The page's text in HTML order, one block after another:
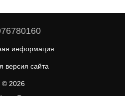
информация
версия сайта
© 2026